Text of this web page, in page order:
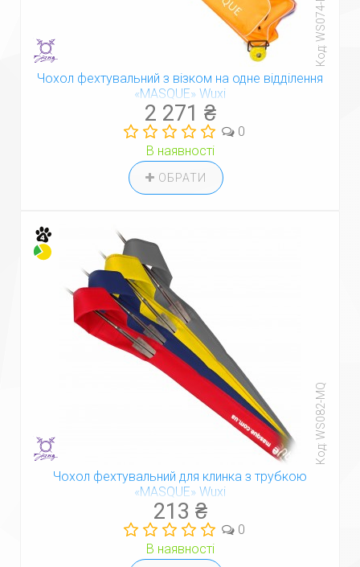
Код: WS074-MQ
Чохол фехтувальний з візком на одне відділення
«MASQUE» Wuxi
2 271 ₴
0
В наявності
ОБРАТИ
Код: WS082-MQ
Чохол фехтувальний для клинка з трубкою
«MASQUE» Wuxi
213 ₴
0
В наявності